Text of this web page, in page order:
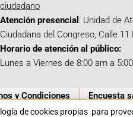
ciudadano
Atención presencial : Unidad de
Ciudadana del Congreso, Calle
Horario de atención al público:
Lunes a Viernes de 8:00 am a
y Condiciones Encuesta
de cookies propias para